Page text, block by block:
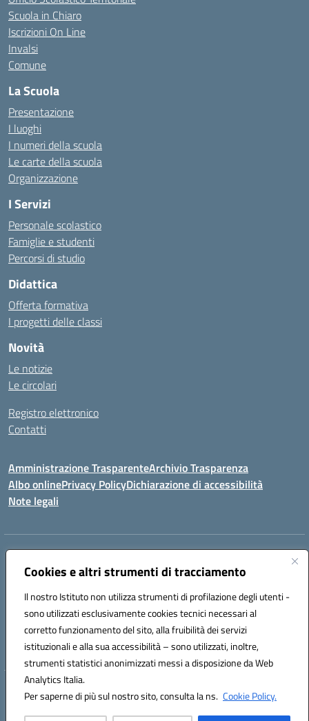
Cookies e altri strumenti di tracciamento
Il nostro Istituto non utilizza strumenti di profilazione degli utenti -
sono utilizzati esclusivamente cookies tecnici necessari al
corretto funzionamento del sito, alla fruibilità dei servizi
istituzionali e alla sua accessibilità – sono utilizzati, inoltre,
strumenti statistici anonimizzati messi a disposizione da Web
Analytics Italia.
Per saperne di più sul nostro sito, consulta la ns. Cookie Policy.
Scuola in Chiaro
Iscrizioni On Line
Invalsi
Comune
La Scuola
Presentazione
I luoghi
I numeri della scuola
Le carte della scuola
Organizzazione
I Servizi
Personale scolastico
Famiglie e studenti
Percorsi di studio
Didattica
Offerta formativa
I progetti delle classi
Novità
Le notizie
Le circolari
Registro elettronico
Contatti
Amministrazione TrasparenteArchivio Trasparenza
Albo onlinePrivacy PolicyDichiarazione di accessibilità
Note legali
Indirizzo:
Centralino:096721161 Email:czic869004@istruzione.it
Codice fiscale: 84000710792
Codice meccanografico:
CZIC869004
Codice unico di fatturazione (CUF): UFKGA0
Hosting & Powered by 3D Solution S.r.l.
Concept & Design by Designers Italia